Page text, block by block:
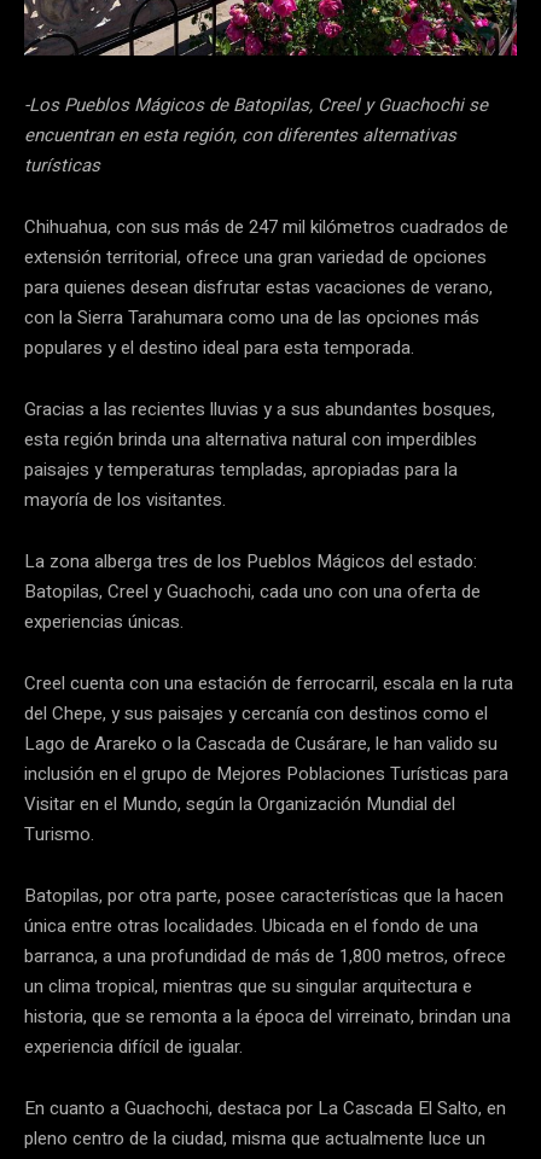
-Los Pueblos Mágicos de Batopilas, Creel y Guachochi se
encuentran en esta región, con diferentes alternativas
turísticas
Chihuahua, con sus más de 247 mil kilómetros cuadrados de
extensión territorial, ofrece una gran variedad de opciones
para quienes desean disfrutar estas vacaciones de verano,
con la Sierra Tarahumara como una de las opciones más
populares y el destino ideal para esta temporada.
Gracias a las recientes lluvias y a sus abundantes bosques,
esta región brinda una alternativa natural con imperdibles
paisajes y temperaturas templadas, apropiadas para la
mayoría de los visitantes.
La zona alberga tres de los Pueblos Mágicos del estado:
Batopilas, Creel y Guachochi, cada uno con una oferta de
experiencias únicas.
Creel cuenta con una estación de ferrocarril, escala en la ruta
del Chepe, y sus paisajes y cercanía con destinos como el
Lago de Arareko o la Cascada de Cusárare, le han valido su
inclusión en el grupo de Mejores Poblaciones Turísticas para
Visitar en el Mundo, según la Organización Mundial del
Turismo.
Batopilas, por otra parte, posee características que la hacen
única entre otras localidades. Ubicada en el fondo de una
barranca, a una profundidad de más de 1,800 metros, ofrece
un clima tropical, mientras que su singular arquitectura e
historia, que se remonta a la época del virreinato, brindan una
experiencia difícil de igualar.
En cuanto a Guachochi, destaca por La Cascada El Salto, en
pleno centro de la ciudad, misma que actualmente luce un